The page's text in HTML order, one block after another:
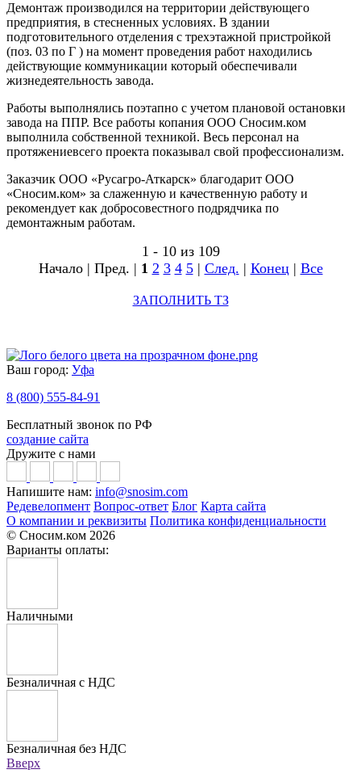
Демонтаж производился на территории действующего
предприятия, в стесненных условиях. В здании
подготовительного отделения с трехэтажной пристройкой
(поз. 03 по Г ) на момент проведения работ находились
действующие коммуникации который обеспечивали
жизнедеятельность завода.
Работы выполнялись поэтапно с учетом плановой остановки
завода на ППР. Все работы копания ООО Сносим.ком
выполнила собственной техникой. Весь персонал на
протяжениевсего проекта показывал свой профессионализм.
Заказчик ООО «Русагро-Аткарск» благодарит ООО
«Сносим.ком» за слаженную и качественную работу и
рекомендует как добросовестного подрядчика по
демонтажным работам.
1 - 10 из 109
Начало | Пред. | 1 2 3 4 5| След. | Конец | Все
ЗАПОЛНИТЬ ТЗ
Ваш город: Уфа
8 (800) 555-84-91
Бесплатный звонок по РФ
создание сайта
Дружите с нами
Напишите нам: info@snosim.com
Редевелопмент Вопрос-ответ Блог Карта сайта
О компании и реквизиты Политика конфиденциальности
© Сносим.ком 2026
Варианты оплаты:
Наличными
Безналичная с НДС
Безналичная без НДС
Вверх